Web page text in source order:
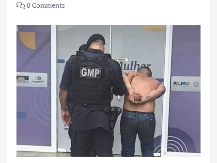
0 Comments